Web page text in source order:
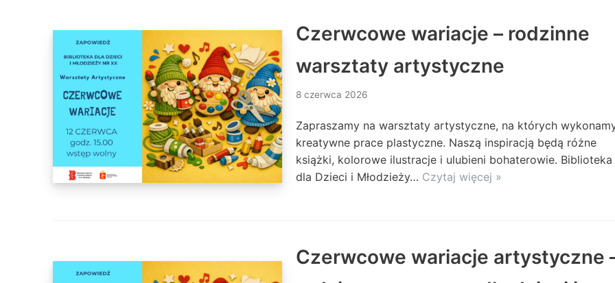
Czerwcowe wariacje – rodzinne
warsztaty artystyczne
8 czerwca 2026
Zapraszamy na warsztaty artystyczne, na których
kreatywne prace plastyczne. Naszą inspiracją będą różne
książki, kolorowe ilustracje i ulubieni bohaterowie. Biblioteka
dla Dzieci i Młodzieży… Czytaj więcej »
Czerwcowe wariacje artystyczne